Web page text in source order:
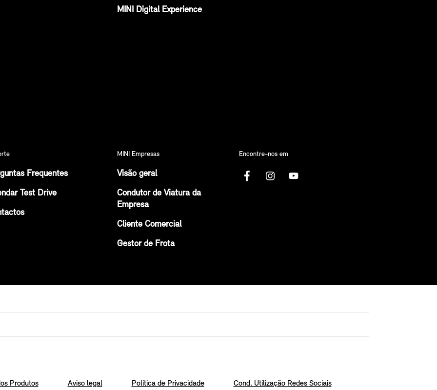
MINI Digital Experience
Frequentes
Test Drive
MINI Empresas
Visão geral
Condutor de Viatura da
Empresa
Cliente Comercial
Gestor de Frota
Encontre-nos em
Produtos Aviso legal Política de Privacidade Cond. Utilização Redes Sociais